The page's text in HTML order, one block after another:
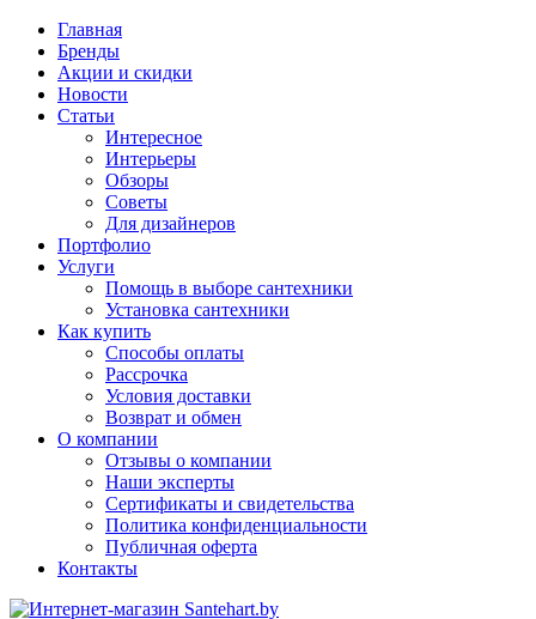
Главная
Бренды
Акции и скидки
Новости
Статьи
Интересное
Интерьеры
Обзоры
Советы
Для дизайнеров
Портфолио
Услуги
Помощь в выборе сантехники
Установка сантехники
Как купить
Способы оплаты
Рассрочка
Условия доставки
Возврат и обмен
О компании
Отзывы о компании
Наши эксперты
Сертификаты и свидетельства
Политика конфиденциальности
Публичная оферта
Контакты